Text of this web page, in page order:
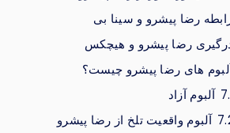
رضا پیشرو و سینا بی
رضا پیشرو و هیچکس
های رضا پیشرو چیست؟
آلبوم آزاد
آلبوم واقعیت تلخ از رضا پیشرو